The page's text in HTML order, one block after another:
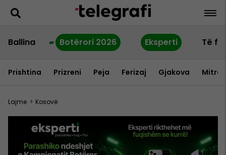
Ballina Botërori 2026 Eksperti Të
Prishtina Prizreni Peja Ferizaj Gjakova
Lajme > Kosovë